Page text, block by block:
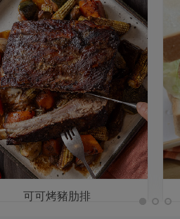
可可烤豬肋排